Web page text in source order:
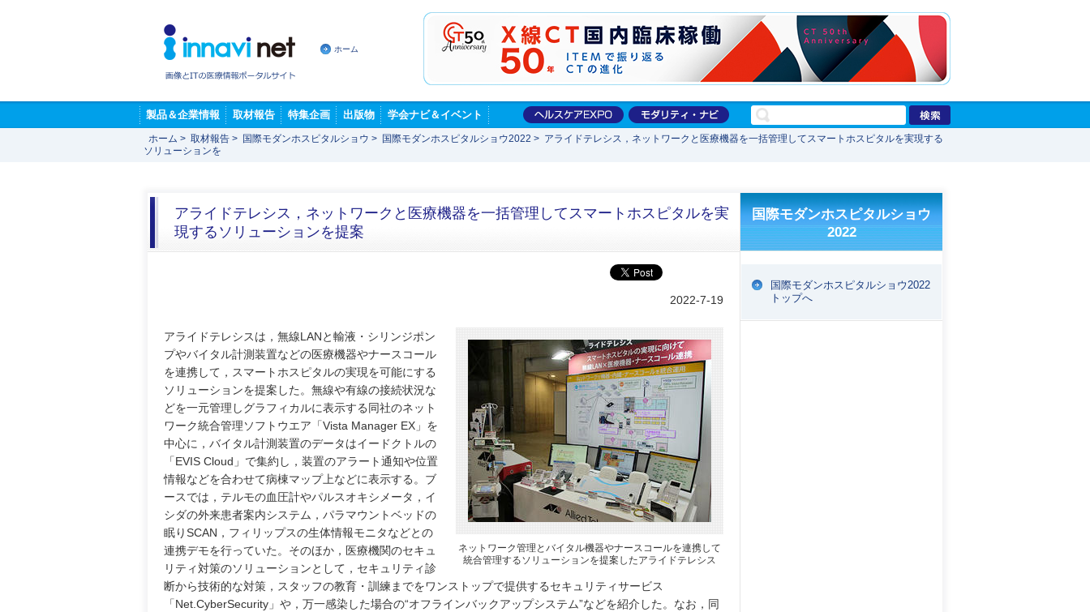
ホーム
製品＆企業情報 取材報告 特集企画 出版物 学会ナビ＆イベント
ホーム > 取材報告 > 国際モダンホスピタルショウ > 国際モダンホスピタルショウ2022 > アライドテレシス，ネットワークと医療機器を一括管理してスマートホスピタルを実現する
ソリューションを
アライドテレシス，ネットワークと医療機器を一括管理してスマートホスピタルを実
現するソリューションを提案
2022-7-19
ネットワーク管理とバイタル機器やナースコールを連携して
統合管理するソリューションを提案したアライドテレシス
アライドテレシスは，無線LANと輸液・シリンジポン
プやバイタル計測装置などの医療機器やナースコール
を連携して，スマートホスピタルの実現を可能にする
ソリューションを提案した。無線や有線の接続状況な
どを一元管理しグラフィカルに表示する同社のネット
ワーク統合管理ソフトウエア「Vista Manager EX」を
中心に，バイタル計測装置のデータはイードクトルの
「EVIS Cloud」で集約し，装置のアラート通知や位置
情報などを合わせて病棟マップ上などに表示する。ブ
ースでは，テルモの血圧計やパルスオキシメータ，イ
シダの外来患者案内システム，パラマウントベッドの
眠りSCAN，フィリップスの生体情報モニタなどとの
連携デモを行っていた。そのほか，医療機関のセキュ
リティ対策のソリューションとして，セキュリティ診
断から技術的な対策，スタッフの教育・訓練までをワンストップで提供するセキュリティサービス
「Net.CyberSecurity」や，万一感染した場合の“オフラインバックアップシステム”などを紹介した。なお，同
国際モダンホスピタルショウ
2022
国際モダンホスピタルショウ2022
トップへ